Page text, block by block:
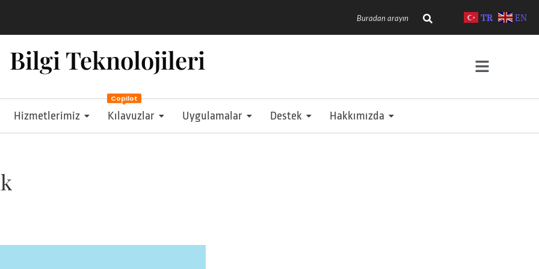
Yayında
Bilgi Teknolojileri
Hizmetlerimiz Kılavuzlar
Copilot
Uygulamalar Destek Hakkımızda
TR EN